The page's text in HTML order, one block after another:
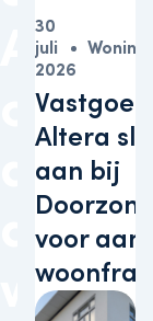
AED’s
op
aan
de
Altera
aan bij
voor
30
juli
2026